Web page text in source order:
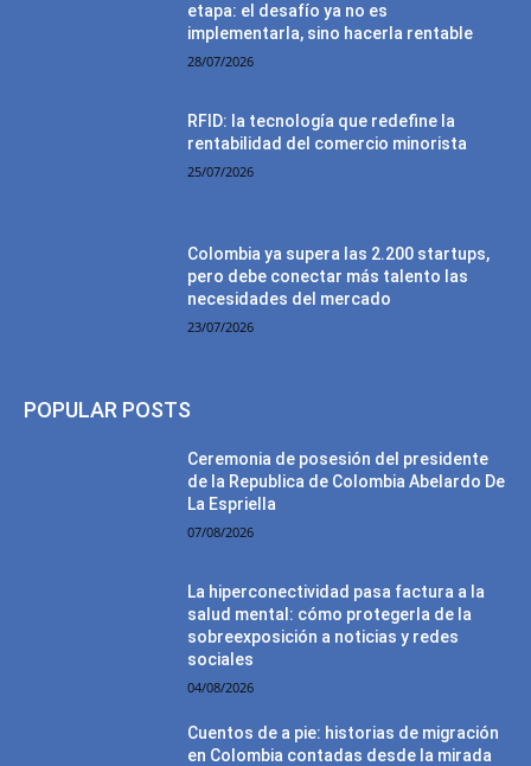
etapa: el desafío ya no es
implementarla, sino hacerla rentable
28/07/2026
RFID: la tecnología que redefine la
rentabilidad del comercio minorista
25/07/2026
Colombia ya supera las 2.200 startups,
pero debe conectar más talento las
necesidades del mercado
23/07/2026
POPULAR POSTS
Ceremonia de posesión del presidente
de la Republica de Colombia Abelardo De
La Espriella
07/08/2026
La hiperconectividad pasa factura a la
salud mental: cómo protegerla de la
sobreexposición a noticias y redes
sociales
04/08/2026
Cuentos de a pie: historias de migración
en Colombia contadas desde la mirada